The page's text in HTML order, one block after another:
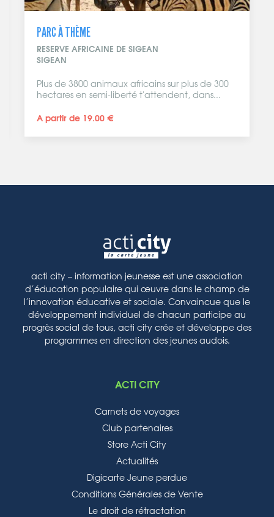
PARC À THÈME
RESERVE AFRICAINE DE SIGEAN
SIGEAN
Plus de 3800 animaux africains sur plus de 300
hectares en semi-liberté t'attendent, dans...
A partir de 19.00 €
acti city – information jeunesse est une association
d’éducation populaire qui œuvre dans le champ de
l’innovation éducative et sociale. Convaincue que le
développement individuel de chacun participe au
progrès social de tous, acti city crée et développe des
programmes en direction des jeunes audois.
ACTI CITY
Carnets de voyages
Club partenaires
Store Acti City
Actualités
Digicarte Jeune perdue
Conditions Générales de Vente
Le droit de rétractation